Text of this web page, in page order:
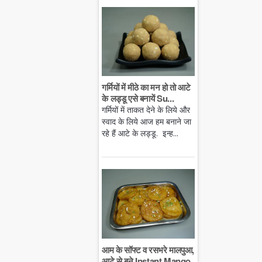
गर्मियों में मीठे का मन हो तो आटे
के लड्डू एसे बनायें Su...
गर्मियों में ताकत देने के लिये और
स्वाद के लिये आज हम बनाने जा
रहे हैं आटे के लड्डू. इन्ह...
आम के सॉफ्ट व रसभरे मालपुआ,